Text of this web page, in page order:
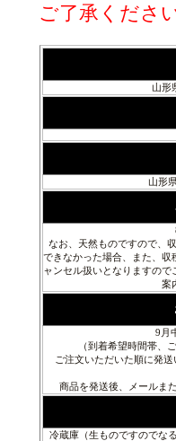
ご了承ください
山形
山形
なお、天然ものですので、
できなかった場合、また、収
ャンセル扱いとなりますの
案
9月
（到着希望時間帯、
ご注文いただいた順に発
商品を発送後、メールま
冷蔵庫（生ものですのでな